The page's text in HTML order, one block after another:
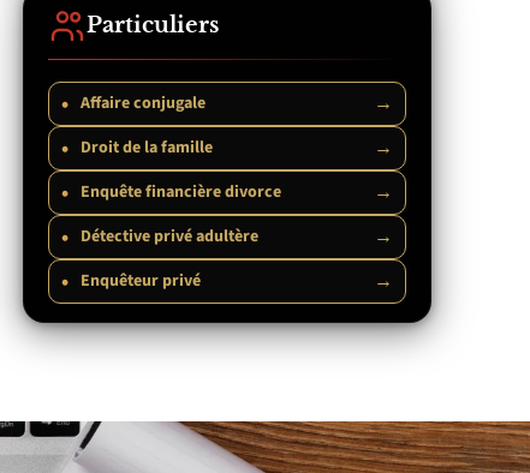
Particuliers
• Affaire conjugale →
• Droit de la famille →
• Enquête financière divorce →
• Détective privé adultère →
• Enquêteur privé →